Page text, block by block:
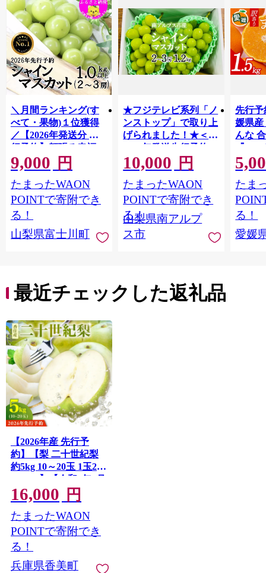
＼月間ランキング(す
べて・果物)１位獲得
／【2026年発送分 先
行予約】頬張る幸福
感 〜緑の宝石・ シ
ャインマスカット 〜
１ｋｇ以上（２〜３
房） フルーツ 山梨県
産 果物 くだもの シャ
イン マスカット ぶど
う ブドウ 葡萄 大粒 種
9,000 円
たまったWAON
POINTで寄附でき
る！
山梨県富士川町
★フジテレビ系列「ノ
ンストップ」で取り上
げられました！★＜
2026年発送先行予約＞
南アルプス市産シャイ
ンマスカット1.2kg以
上（2～3房） クール
便発送 ALPAG007
10,000 円
たまったWAON
POINTで寄附でき
る！
山梨県南アルプ
ス市
先行予
媛県産
んな
『
出荷
ご自宅
マド
あり
ツ 高
産地直
レンジ
たま
る！
愛媛
最近チェックした返礼品
【2026年産 先行予
約】【梨 二十世紀梨
約5kg 10～20玉 1玉250
～500g】【令和8年8月
下旬以降発送予定】
梨 20世紀梨 香住梨 シ
ャキシャキ 甘味 瑞々
しさ 香住梨 フルーツ
果物 贈答品 ギフト な
し ナシ 和梨 青梨 大人
気 おすすめ ランキン
16,000 円
たまったWAON
POINTで寄附でき
る！
兵庫県香美町